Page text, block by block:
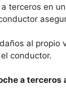
terceros en
al propio
conductor.
a terceros